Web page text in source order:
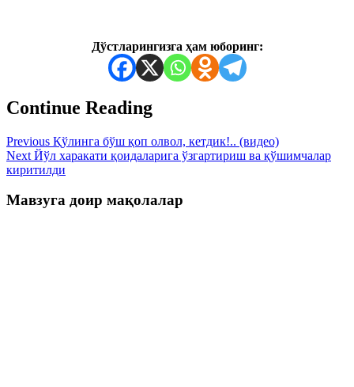
Дўстларингизга ҳам юборинг:
Continue Reading
Previous Қўлинга бўш қоп олвол, кетдик!.. (видео)
Next Йўл харакати қоидаларига ўзгартириш ва қўшимчалар
киритилди
Мавзуга доир мақолалар